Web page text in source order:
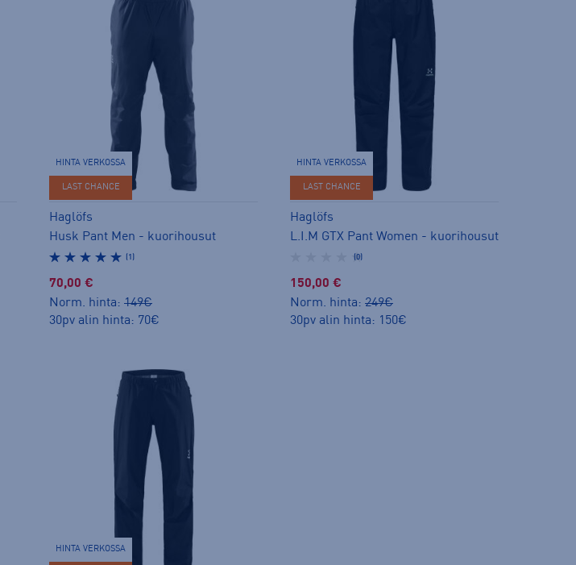
HINTA VERKOSSA
LAST CHANCE
Haglöfs
Husk Pant Men - kuorihousut
(1)
70,00 €
Norm. hinta: 149€
30pv alin hinta: 70€
HINTA VERKOSSA
LAST CHANCE
Haglöfs
L.I.M GTX Pant Women - kuorihousut
(0)
150,00 €
Norm. hinta: 249€
30pv alin hinta: 150€
HINTA VERKOSSA